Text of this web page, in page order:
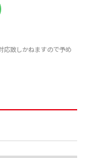
応致しかねますので予め